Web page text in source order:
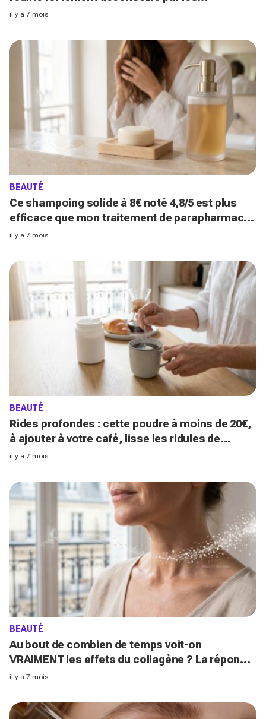
dermatologues
il y a 7 mois
BEAUTÉ
Ce shampoing solide à 8€ noté 4,8/5 est plus
efficace que mon traitement de parapharmacie
à 35€
il y a 7 mois
BEAUTÉ
Rides profondes : cette poudre à moins de 20€,
à ajouter à votre café, lisse les ridules de
l'intérieur, selon les nutritionnistes
il y a 7 mois
BEAUTÉ
Au bout de combien de temps voit-on
VRAIMENT les effets du collagène ? La réponse
honnête des scientifiques
il y a 7 mois